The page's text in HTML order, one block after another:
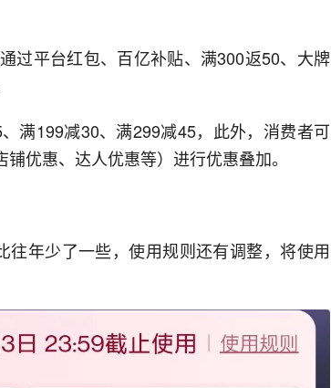
过平台红包、百亿补贴、满300返50、大牌
满199减30、满299减45，此外，消费者可
优惠、达人优惠等）进行优惠叠加。
往年少了一些，使用规则还有调整，将使用